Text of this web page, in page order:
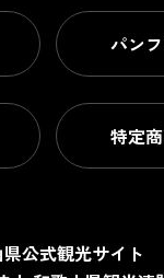
パン
特定
公式観光サイト